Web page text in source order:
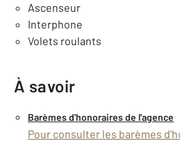
Ascenseur
Interphone
Volets roulants
À savoir
Barèmes d'honoraires de l'agence
Pour consulter les barèmes